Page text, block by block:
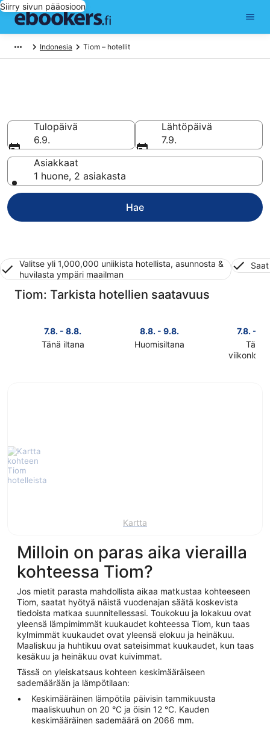
Siirry sivun pääosioon
Indonesia Tiom – hotellit
Tulopäivä
6.9.
Lähtöpäivä
7.9.
Asiakkaat
1 huone, 2 asiakasta
Hae
Valitse yli 1,000,000 uniikista hotellista, asunnosta &
huvilasta ympäri maailman
Tiom: Tarkista hotellien saatavuus
7.8. - 8.8.
Tänä iltana
-
8.8.
8.8. - 9.8.
Huomisiltana
7.8. -
Tänä
Kartta
Milloin on paras aika vierailla
kohteessa Tiom?
Jos mietit parasta mahdollista aikaa matkustaa kohteeseen
Tiom, saatat hyötyä näistä vuodenajan säätä koskevista
tiedoista matkaa suunnitellessasi. Toukokuu ja lokakuu ovat
yleensä lämpimimmät kuukaudet kohteessa Tiom, kun taas
kylmimmät kuukaudet ovat yleensä elokuu ja heinäkuu.
Maaliskuu ja huhtikuu ovat sateisimmat kuukaudet, kun taas
kesäkuu ja heinäkuu ovat kuivimmat.
Tässä on yleiskatsaus kohteen keskimääräiseen
sademäärään ja lämpötilaan:
Keskimääräinen lämpötila päivisin tammikuusta
maaliskuuhun on 20 °C ja öisin 12 °C. Kauden
keskimääräinen sademäärä on 2066 mm.